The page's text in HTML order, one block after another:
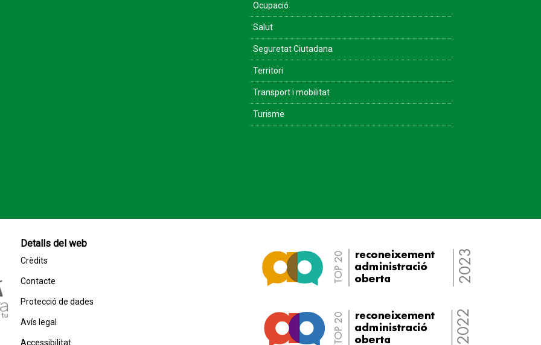
Ocupació
Salut
Seguretat Ciutadana
Territori
Transport i mobilitat
Turisme
Detalls del web
Crèdits
Contacte
Protecció de dades
Avís legal
Accessibilitat